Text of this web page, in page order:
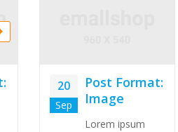
20
Sep
Post Format:
Image
Lorem ipsum